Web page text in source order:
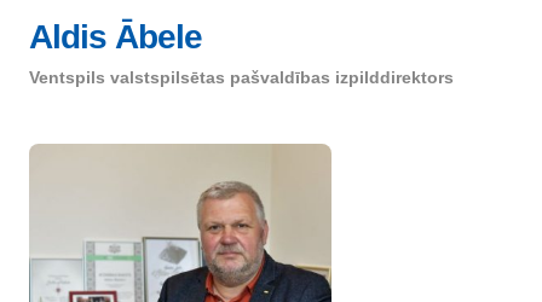
Aldis Ābele
Ventspils valstspilsētas pašvaldības izpilddirektors